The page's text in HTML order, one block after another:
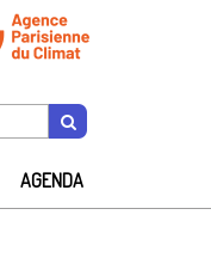
AGENDA